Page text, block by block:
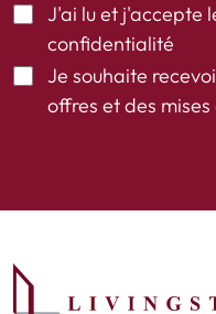
J'ai lu et j'accepte
confidentialité
Je souhaite
offres et des